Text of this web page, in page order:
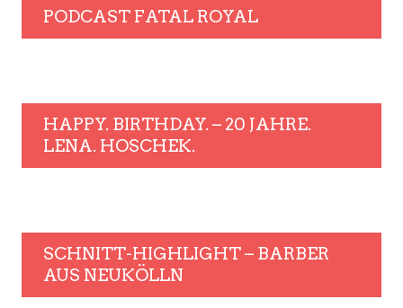
PODCAST FATAL ROYAL
HAPPY. BIRTHDAY. – 20 JAHRE.
LENA. HOSCHEK.
SCHNITT-HIGHLIGHT – BARBER
AUS NEUKÖLLN